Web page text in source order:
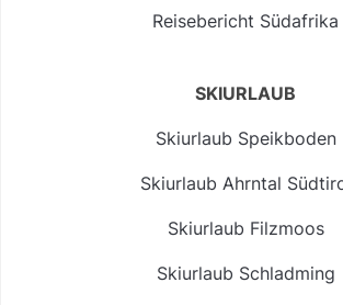
Reisebericht Südafrika
SKIURLAUB
Skiurlaub Speikboden
Skiurlaub Ahrntal
Skiurlaub Filzmoos
Skiurlaub Schladming